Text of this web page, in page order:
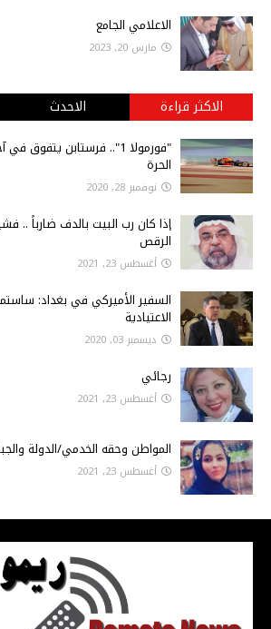
الاعلامي الجامع
مارس 20, 2023
الاكثر قراءة الاحدث
"فورمولا 1".. فرستابن
الحرة
نوفمبر 28, 2020
إذا كان رب البيت بالدف ضارباً ..
الرقص
أغسطس 23, 2021
السفير الأميركي في بغداد:
الاعتيادية
ديسمبر 03, 2020
رجائي
أغسطس 23, 2021
المواطن وحقه الخدمي/الدولة
أغسطس 23, 2021